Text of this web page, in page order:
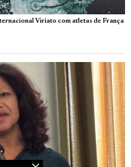
Viriato com atletas de França